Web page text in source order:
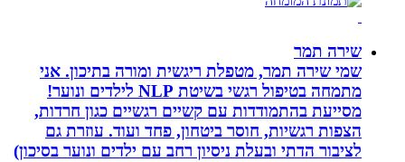
שירה תמר
שמי שירה תמר, מטפלת ריגשית ומורה בתיכון. אני
מתמחה בטיפול רגשי בשיטת NLP לילדים ונוער!
מסייעת בהתמודדות עם קשיים רגשיים כגון חרדות,
הצפות רגשיות, חוסר ביטחון, פחד ועוד. עוזרת גם
לציבור הדתי ובעלת ניסיון רחב עם ילדים ונוער בסיכון)